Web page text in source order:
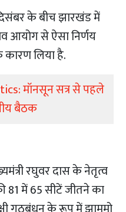
के बीच झारखंड में
आयोग से ऐसा निर्णय
कारण लिया है.
मॉनसून सत्र से पहले
बैठक
रघुवर दास के नेतृत्व
81 में 65 सीटें जीतने का